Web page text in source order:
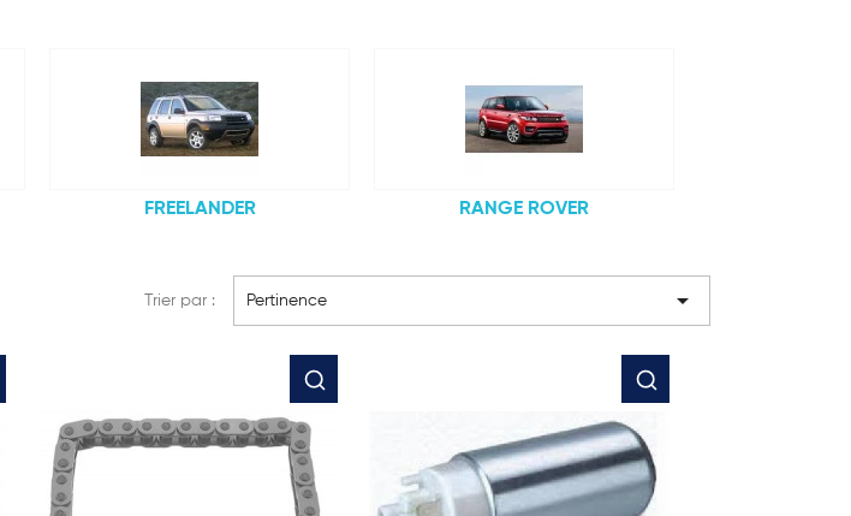
FREELANDER RANGE ROVER
Trier par : Pertinence 